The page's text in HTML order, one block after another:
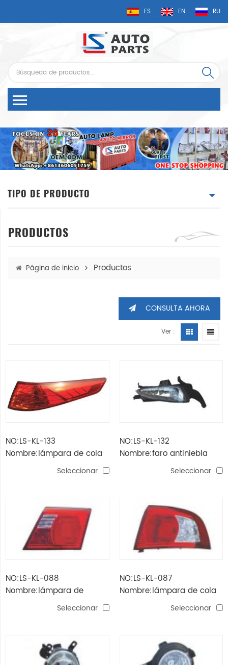
ES EN RU
TIPO DE PRODUCTO
PRODUCTOS
Página de inicio Productos
CONSULTA AHORA
Ver :
NO:LS-KL-133
Nombre:lámpara de cola
Seleccionar
NO:LS-KL-132
Nombre:faro antiniebla
Seleccionar
NO:LS-KL-088
Nombre:lámpara de
respaldo kia optima
Seleccionar
NO:LS-KL-087
Nombre:lámpara de cola
Seleccionar